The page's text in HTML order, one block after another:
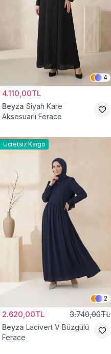
4
4.110,00TL
Beyza Siyah Kare
Aksesuarlı Ferace
Ücretsiz Kargo
2
2.620,00TL 3.740,00TL
Beyza Lacivert V Büzgülü
Ferace